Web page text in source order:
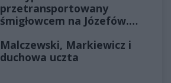
przetransportowany
śmigłowcem na Józefów.
Malczewski, Markiewicz i
duchowa uczta